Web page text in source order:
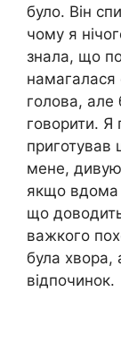
було. Він
чому я
знала, що
намагалася
голова,
говорити. Я
приготував
мене,
якщо вдома
що
важкого
була хвора,
відпочинок.